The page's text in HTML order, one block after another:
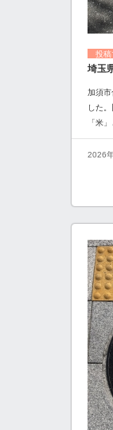
投稿
埼玉
加須
した
「米
2026